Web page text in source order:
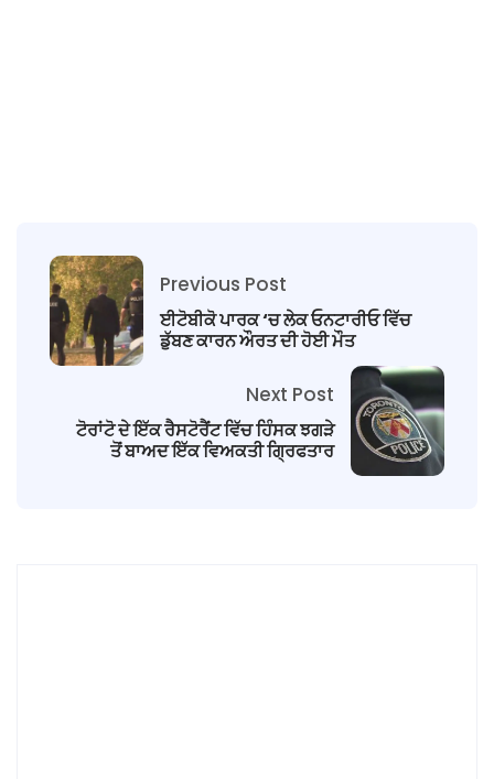
Previous Post
ਈਟੋਬੀਕੋ ਪਾਰਕ ‘ਚ ਲੇਕ ਓਨਟਾਰੀਓ ਵਿੱਚ
ਡੁੱਬਣ ਕਾਰਨ ਔਰਤ ਦੀ ਹੋਈ ਮੌਤ
Next Post
ਟੋਰਾਂਟੋ ਦੇ ਇੱਕ ਰੈਸਟੋਰੈਂਟ ਵਿੱਚ ਹਿੰਸਕ ਝਗੜੇ
ਤੋਂ ਬਾਅਦ ਇੱਕ ਵਿਅਕਤੀ ਗ੍ਰਿਫਤਾਰ